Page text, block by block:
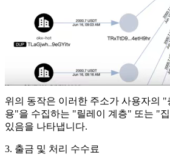
위의 동작은 이러한 주소가 사용자의 "
용"을 수집하는 "릴레이 계층" 또는 "
있음을 나타냅니다.
3. 출금 및 처리 수수료